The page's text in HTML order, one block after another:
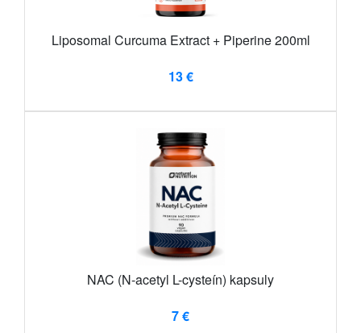
Liposomal Curcuma Extract + Piperine 200ml
13 €
NAC (N-acetyl L-cysteín) kapsuly
7 €